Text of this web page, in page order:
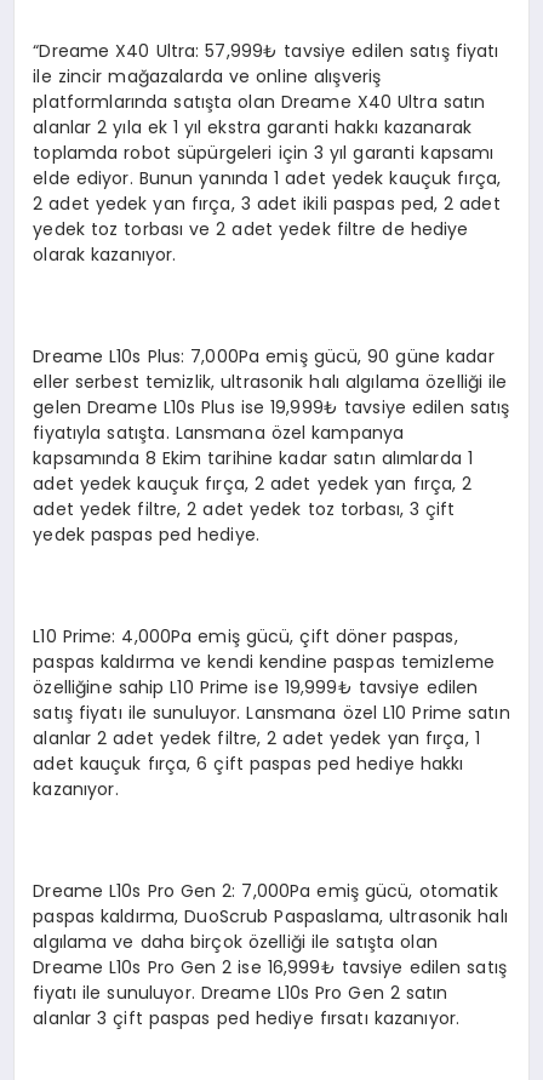
“Dreame X40 Ultra: 57,999₺ tavsiye edilen satış fiyatı
ile zincir mağazalarda ve online alışveriş
platformlarında satışta olan Dreame X40 Ultra satın
alanlar 2 yıla ek 1 yıl ekstra garanti hakkı kazanarak
toplamda robot süpürgeleri için 3 yıl garanti kapsamı
elde ediyor. Bunun yanında 1 adet yedek kauçuk fırça,
2 adet yedek yan fırça, 3 adet ikili paspas ped, 2 adet
yedek toz torbası ve 2 adet yedek filtre de hediye
olarak kazanıyor.
Dreame L10s Plus: 7,000Pa emiş gücü, 90 güne kadar
eller serbest temizlik, ultrasonik halı algılama özelliği ile
gelen Dreame L10s Plus ise 19,999₺ tavsiye edilen satış
fiyatıyla satışta. Lansmana özel kampanya
kapsamında 8 Ekim tarihine kadar satın alımlarda 1
adet yedek kauçuk fırça, 2 adet yedek yan fırça, 2
adet yedek filtre, 2 adet yedek toz torbası, 3 çift
yedek paspas ped hediye.
L10 Prime: 4,000Pa emiş gücü, çift döner paspas,
paspas kaldırma ve kendi kendine paspas temizleme
özelliğine sahip L10 Prime ise 19,999₺ tavsiye edilen
satış fiyatı ile sunuluyor. Lansmana özel L10 Prime satın
alanlar 2 adet yedek filtre, 2 adet yedek yan fırça, 1
adet kauçuk fırça, 6 çift paspas ped hediye hakkı
kazanıyor.
Dreame L10s Pro Gen 2: 7,000Pa emiş gücü, otomatik
paspas kaldırma, DuoScrub Paspaslama, ultrasonik halı
algılama ve daha birçok özelliği ile satışta olan
Dreame L10s Pro Gen 2 ise 16,999₺ tavsiye edilen satış
fiyatı ile sunuluyor. Dreame L10s Pro Gen 2 satın
alanlar 3 çift paspas ped hediye fırsatı kazanıyor.